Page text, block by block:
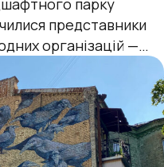
представники
організацій —